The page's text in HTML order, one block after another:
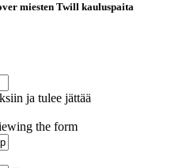
miesten Twill kauluspaita
ja tulee jättää
the form